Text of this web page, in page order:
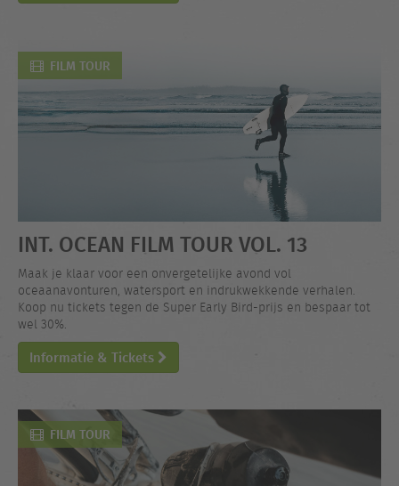
FILM TOUR
INT. OCEAN FILM TOUR VOL. 13
Maak je klaar voor een onvergetelijke avond vol
oceaanavonturen, watersport en indrukwekkende verhalen.
Koop nu tickets tegen de Super Early Bird-prijs en bespaar tot
wel 30%.
Informatie & Tickets
FILM TOUR